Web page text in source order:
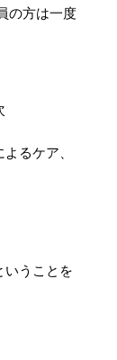
の方は一度
るケア、
いうことを